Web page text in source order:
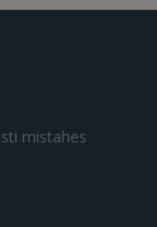
mistahes